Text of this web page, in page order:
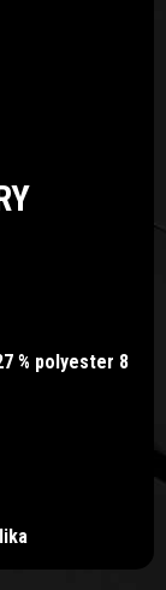
% polyester 8